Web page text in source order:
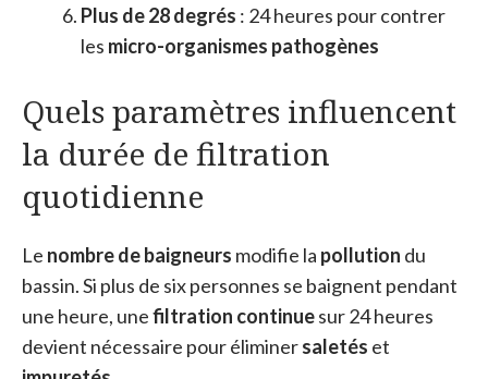
Plus de 28 degrés : 24 heures pour contrer
les micro-organismes pathogènes
Quels paramètres influencent
la durée de filtration
quotidienne
Le nombre de baigneurs modifie la pollution du
bassin. Si plus de six personnes se baignent pendant
une heure, unefiltration continuesur 24 heures
devient nécessaire pour éliminersaletés et